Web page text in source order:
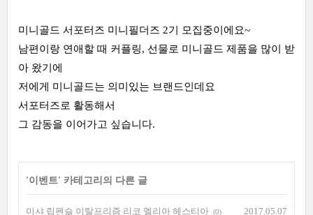
미니골드 서포터즈 미니필더즈 2기 모집중이에요~
남편이랑 연애할 때 커플링, 선물로 미니골드 제품을 많이 받
아 왔기에
저에게 미니골드는 의미있는 브랜드인데요
서포터즈로 활동해서
그 감동을 이어가고 싶습니다.
'이벤트' 카테고리의 다른 글
미샤 립펜슬 이탈프리즘 리코 멜리아 헤스티아 (0) 2017.05.07